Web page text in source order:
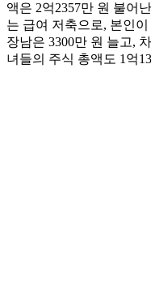
액은 2억2357만 원 불어
는 급여 저축으로, 본인
장남은 3300만 원 늘고,
녀들의 주식 총액도 1억